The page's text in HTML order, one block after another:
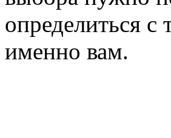
определиться
именно вам.